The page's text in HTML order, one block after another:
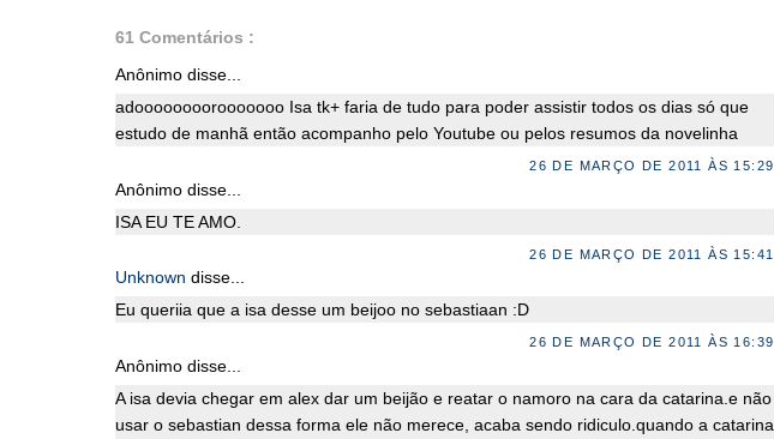
61 Comentários :
Anônimo disse...
adoooooooorooooooo Isa tk+ faria de tudo para poder assistir todos os dias só que
estudo de manhã então acompanho pelo Youtube ou pelos resumos da novelinha
26 DE MARÇO DE 2011 ÀS 15:29
Anônimo disse...
ISA EU TE AMO.
26 DE MARÇO DE 2011 ÀS 15:41
Unknown disse...
Eu queriia que a isa desse um beijoo no sebastiaan :D
26 DE MARÇO DE 2011 ÀS 16:39
Anônimo disse...
A isa devia chegar em alex dar um beijão e reatar o namoro na cara da catarina.e não
usar o sebastian dessa forma ele não merece, acaba sendo ridiculo.quando a catarina